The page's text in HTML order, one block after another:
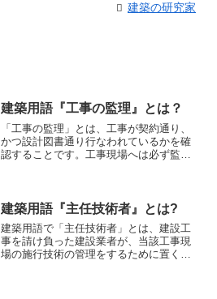
建築の研究家
建築用語『工事の監理』とは？
「工事の監理」とは、工事が契約通り、
かつ設計図書通り行なわれているかを確
認することです。工事現場へは必ず監理
けないと、建築士法で規定されていま
す。工事管理者との違いは、工事監理者
が一般的に設計事務所の設計者がなるの
に対して、工事管理者は施工会社の現場
代理人のことを言います。工事管理者が
建築用語『主任技術者』とは?
建築用語で「主任技術者」とは、建設工
事を請け負った建設業者が、当該工事現
場の施行技術の管理をするために置く技